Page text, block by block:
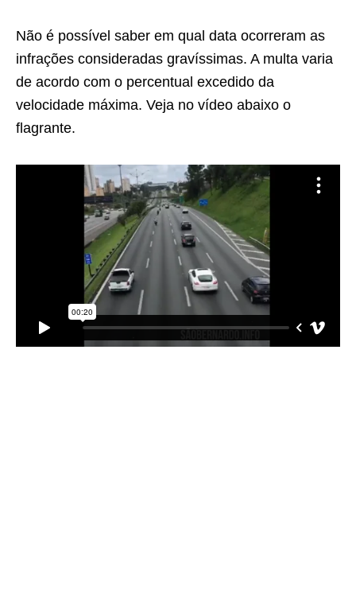
Não é possível saber em qual data ocorreram as
infrações consideradas gravíssimas. A multa varia
de acordo com o percentual excedido da
velocidade máxima. Veja no vídeo abaixo o
flagrante.